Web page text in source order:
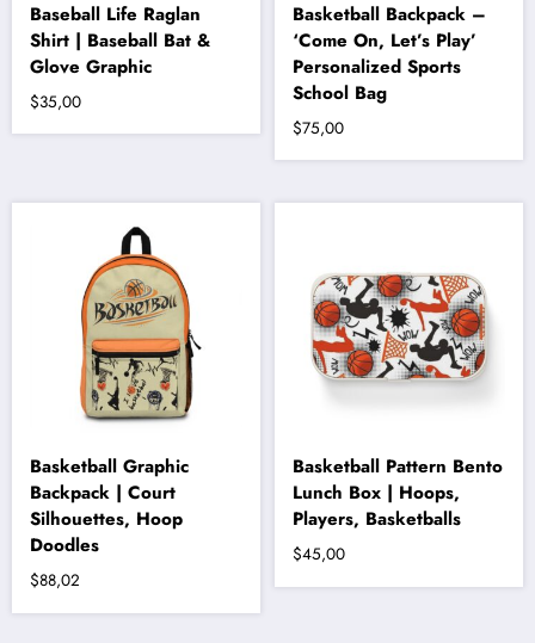
Baseball Life Raglan
Shirt | Baseball Bat &
Glove Graphic
$35,00
Basketball Backpack –
‘Come On, Let’s Play’
Personalized Sports
School Bag
$75,00
Basketball Graphic
Backpack | Court
Silhouettes, Hoop
Doodles
$88,02
Bu
Basketball Pattern Bento
Lunch Box | Hoops,
Players, Basketballs
$45,00